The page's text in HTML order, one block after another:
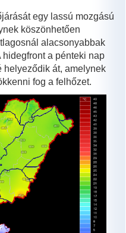
egy lassú mozgású
köszönhetően
alacsonyabbak
a pénteki nap
helyeződik át, amelynek
fog a felhőzet.